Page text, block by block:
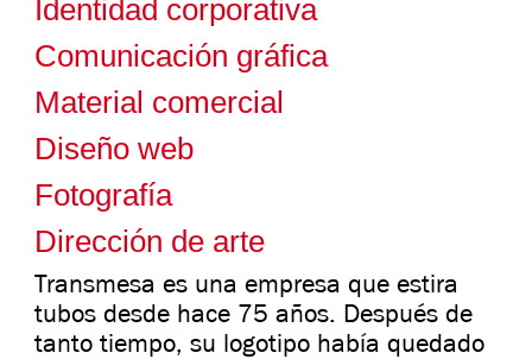
Identidad corporativa
Comunicación gráfica
Material comercial
Diseño web
Fotografía
Dirección de arte
Transmesa es una empresa que estira
tubos desde hace 75 años. Después de
tanto tiempo, su logotipo había quedado